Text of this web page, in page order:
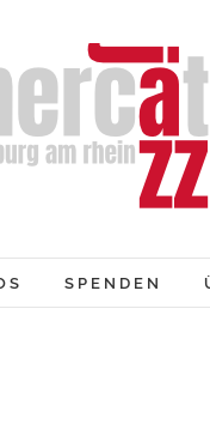
SPENDEN